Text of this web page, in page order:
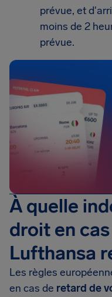
prévue, et
moins de 2
prévue.
À quelle
droit en
Lufthansa
Les règles
en cas de retard de